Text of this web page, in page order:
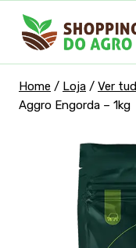
para
Home / Loja / Ver
Aggro Engorda – 1kg